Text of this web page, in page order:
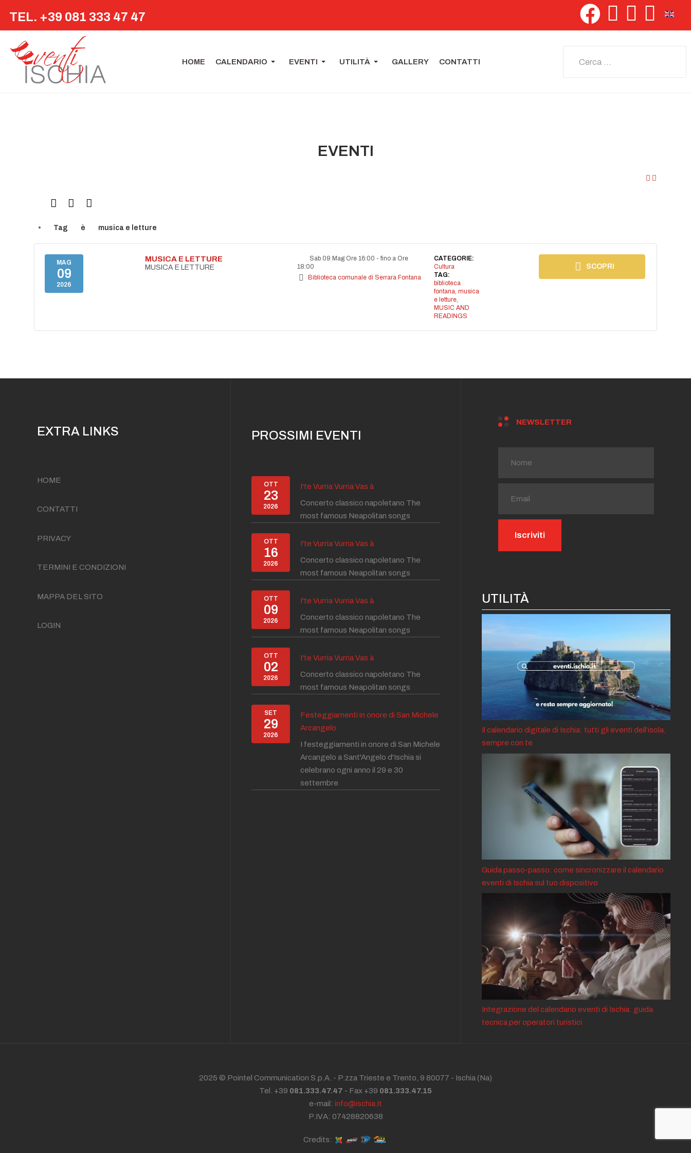
TEL. +39 081 333 47 47
HOME CALENDARIO EVENTI UTILITÀ GALLERY CONTATTI
EVENTI
Tag è musica e letture
MAG
09
2026
MUSICA E LETTURE
MUSICA E LETTURE
Sab 09 Mag Ore 16:00 - fino a Ore
18:00
Biblioteca comunale di Serrara Fontana
CATEGORIE:
Cultura
TAG:
biblioteca
fontana, musica
e letture,
MUSIC AND
READINGS
SCOPRI
EXTRA LINKS
HOME
CONTATTI
PRIVACY
TERMINI E CONDIZIONI
MAPPA DEL SITO
LOGIN
PROSSIMI EVENTI
OTT
23
2026
I'te Vurria Vurria Vas à
Concerto classico napoletano The
most famous Neapolitan songs
OTT
16
2026
I'te Vurria Vurria Vas à
Concerto classico napoletano The
most famous Neapolitan songs
OTT
09
2026
I'te Vurria Vurria Vas à
Concerto classico napoletano The
most famous Neapolitan songs
OTT
02
2026
I'te Vurria Vurria Vas à
Concerto classico napoletano The
most famous Neapolitan songs
SET
29
2026
Festeggiamenti in onore di San Michele
Arcangelo
I festeggiamenti in onore di San Michele
Arcangelo a Sant'Angelo d'Ischia si
celebrano ogni anno il 29 e 30
settembre
NEWSLETTER
UTILITÀ
Il calendario digitale di Ischia: tutti gli eventi dell’isola,
sempre con te
Guida passo-passo: come sincronizzare il calendario
eventi di Ischia sul tuo dispositivo
Integrazione del calendario eventi di Ischia: guida
tecnica per operatori turistici
2025 © Pointel Communication S.p.A. - P.zza Trieste e Trento, 9 80077 - Ischia (Na)
Tel. +39 081.333.47.47 - Fax +39 081.333.47.15
e-mail: info@ischia.it
P.IVA: 07428820638
Credits: